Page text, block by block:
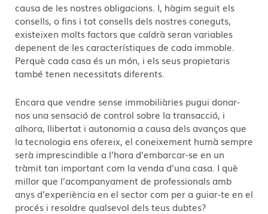
causa de les nostres obligacions. I, hàgim seguit els
consells, o fins i tot consells dels nostres coneguts,
existeixen molts factors que caldrà seran variables
depenent de les característiques de cada immoble.
Perquè cada casa és un món, i els seus propietaris
també tenen necessitats diferents.
Encara que vendre sense immobiliàries pugui donar-
nos una sensació de control sobre la transacció, i
alhora, llibertat i autonomia a causa dels avanços que
la tecnologia ens ofereix, el coneixement humà sempre
serà imprescindible a l’hora d’embarcar-se en un
tràmit tan important com la venda d’una casa. I què
millor que l’acompanyament de professionals amb
anys d’experiència en el sector com per a guiar-te en el
procés i resoldre qualsevol dels teus dubtes?